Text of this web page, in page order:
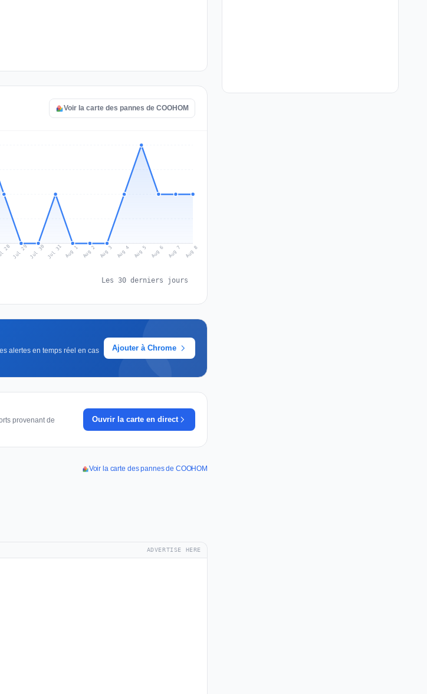
Voir la carte des pannes de COOHOM
28Jul 29 Jul 30 Jul 31 Aug 1 Aug 2 Aug 3 Aug 4 Aug 5 Aug 6 Aug 7 Aug 8
Les 30 derniers jours
alertes en temps réel en cas
Ajouter à Chrome
provenant de
Ouvrir la carte en direct
Voir la carte des pannes de COOHOM
ADVERTISE HERE